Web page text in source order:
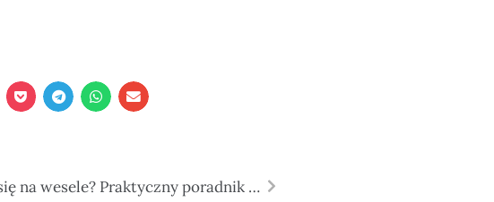
Jak ubrać się na wesele? Praktyczny poradnik dla gości